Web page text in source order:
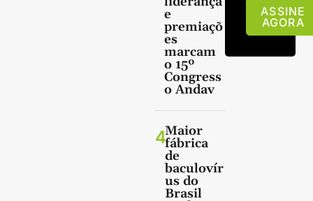
e
premiaçõ
es
marcam
o 15º
Congress
o Andav
4Maior
fábrica
de
baculovír
us do
Brasil
ASSINE
AGORA